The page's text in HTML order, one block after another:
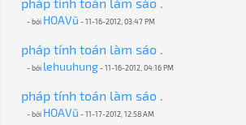
pháp tính toán làm sáo .
- bởi HOAVũ - 11-16-2012, 03:47 PM
pháp tính toán làm sáo .
- bởi lehuuhung- 11-16-2012, 04:16 PM
pháp tính toán làm sáo .
- bởi HOAVũ - 11-17-2012, 12:58 AM